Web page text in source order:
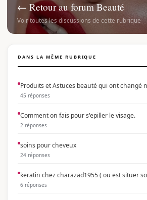
← Retour au forum Beauté
Voir toutes les discussions de cette rubrique
DANS LA MÊME RUBRIQUE
Produits et Astuces beauté qui ont changé
45 réponses
Comment on fais pour s'epiller le visage.
2 réponses
soins pour cheveux
24 réponses
keratin chez charazad1955 ( ou est situer
6 réponses